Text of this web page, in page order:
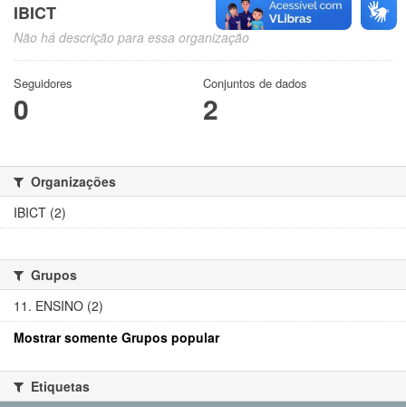
IBICT
Não há descrição para essa organização
Seguidores
0
Conjuntos de dados
2
Organizações
IBICT (2)
Grupos
11. ENSINO (2)
Mostrar somente Grupos popular
Etiquetas